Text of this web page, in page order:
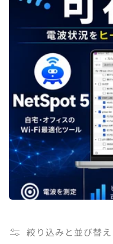
絞り込みと並び替え